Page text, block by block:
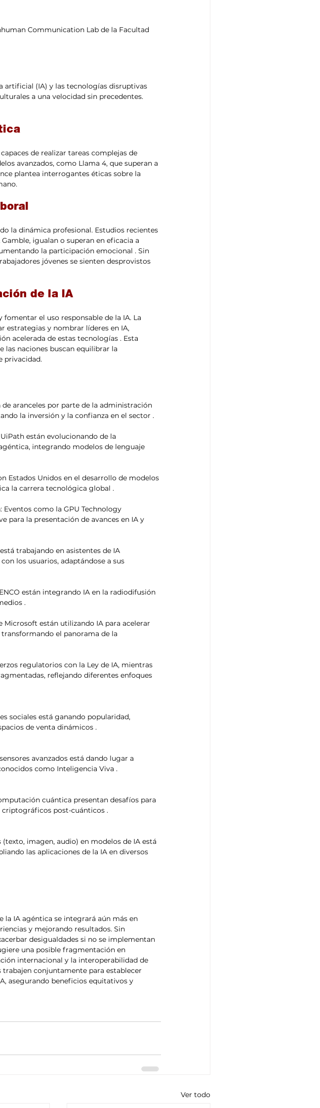
Communication Lab de la Facultad
artificial (IA) y las tecnologías disruptivas
a una velocidad sin precedentes.
de realizar tareas complejas de
avanzados, como Llama 4, que superan a
plantea interrogantes éticas sobre la
la dinámica profesional. Estudios recientes
igualan o superan en eficacia a
la participación emocional . Sin
jóvenes se sienten desprovistos
de la IA
el uso responsable de la IA. La
estrategias y nombrar líderes en IA,
acelerada de estas tecnologías . Esta
naciones buscan equilibrar la
privacidad.
aranceles por parte de la administración
la inversión y la confianza en el sector .​
están evolucionando de la
integrando modelos de lenguaje
Estados Unidos en el desarrollo de modelos
la carrera tecnológica global .​
como la GPU Technology
para la presentación de avances en IA y
trabajando en asistentes de IA
los usuarios, adaptándose a sus
están integrando IA en la radiodifusión
.​
están utilizando IA para acelerar
el panorama de la
regulatorios con la Ley de IA, mientras
reflejando diferentes enfoques
sociales está ganando popularidad,
de venta dinámicos .​
avanzados está dando lugar a
como Inteligencia Viva .​
cuántica presentan desafíos para
criptográficos post-cuánticos .​
imagen, audio) en modelos de IA está
las aplicaciones de la IA en diversos
la IA agéntica se integrará aún más en
y mejorando resultados. Sin
desigualdades si no se implementan
una posible fragmentación en
internacional y la interoperabilidad de
conjuntamente para establecer
asegurando beneficios equitativos y
Ver todo